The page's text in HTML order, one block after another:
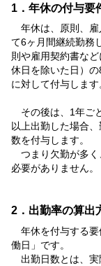
1．年休の付与要
年休は、原則、雇
て6ヶ月間継続勤務
則や雇用契約書な
休日を除いた日）
に対して付与します
その後は、1年ご
以上出勤した場合
数を付与します。
つまり欠勤が多く
必要がありません。
2．出勤率の算出
年休を付与する要
働日」です。
出勤日数とは、実